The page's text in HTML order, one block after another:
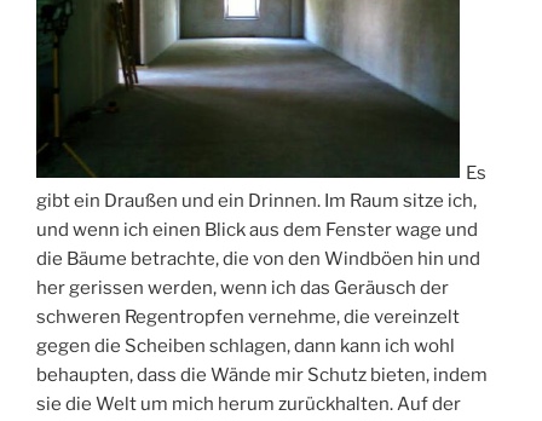
Es
gibt ein Draußen und ein Drinnen. Im Raum sitze ich,
und wenn ich einen Blick aus dem Fenster wage und
die Bäume betrachte, die von den Windböen hin und
her gerissen werden, wenn ich das Geräusch der
schweren Regentropfen vernehme, die vereinzelt
gegen die Scheiben schlagen, dann kann ich wohl
behaupten, dass die Wände mir Schutz bieten, indem
sie die Welt um mich herum zurückhalten. Auf der